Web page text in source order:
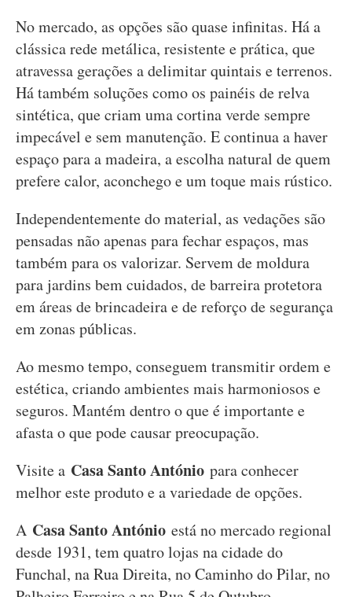
No mercado, as opções são quase infinitas. Há a
clássica rede metálica, resistente e prática, que
atravessa gerações a delimitar quintais e terrenos.
Há também soluções como os painéis de relva
sintética, que criam uma cortina verde sempre
impecável e sem manutenção. E continua a haver
espaço para a madeira, a escolha natural de quem
prefere calor, aconchego e um toque mais rústico.
Independentemente do material, as vedações são
pensadas não apenas para fechar espaços, mas
também para os valorizar. Servem de moldura
para jardins bem cuidados, de barreira protetora
em áreas de brincadeira e de reforço de segurança
em zonas públicas.
Ao mesmo tempo, conseguem transmitir ordem e
estética, criando ambientes mais harmoniosos e
seguros. Mantém dentro o que é importante e
afasta o que pode causar preocupação.
Visite a Casa Santo António para conhecer
melhor este produto e a variedade de opções.
A Casa Santo António está no mercado regional
desde 1931, tem quatro lojas na cidade do
Funchal, na Rua Direita, no Caminho do Pilar, no